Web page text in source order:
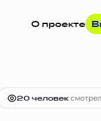
О проекте
Цена по
20 человек